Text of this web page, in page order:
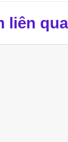
liên